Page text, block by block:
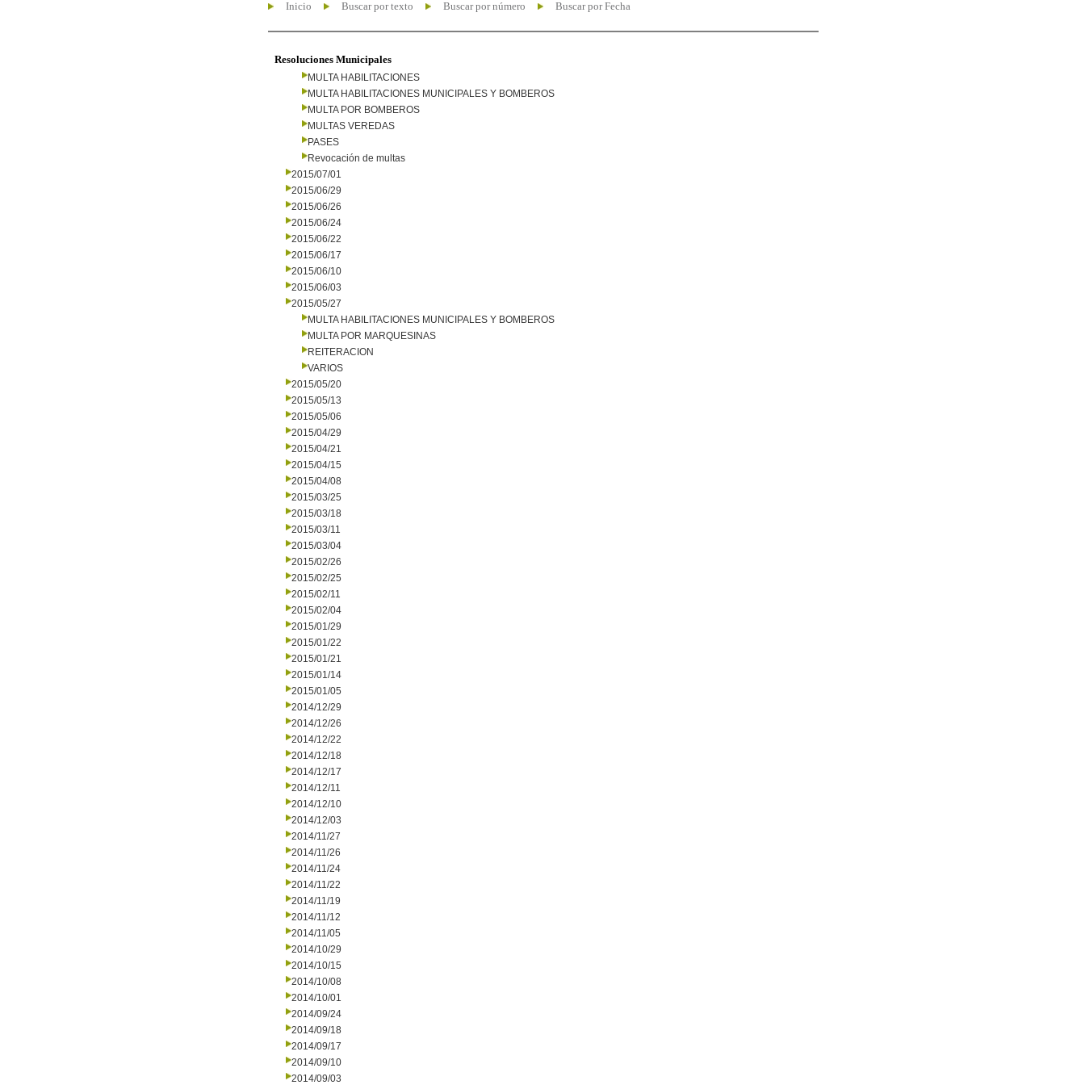
Inicio Buscar por texto Buscar por número Buscar por Fecha
Resoluciones Municipales
MULTA HABILITACIONES
MULTA HABILITACIONES MUNICIPALES Y BOMBEROS
MULTA POR BOMBEROS
MULTAS VEREDAS
PASES
Revocación de multas
2015/07/01
2015/06/29
2015/06/26
2015/06/24
2015/06/22
2015/06/17
2015/06/10
2015/06/03
2015/05/27
MULTA HABILITACIONES MUNICIPALES Y BOMBEROS
MULTA POR MARQUESINAS
REITERACION
VARIOS
2015/05/20
2015/05/13
2015/05/06
2015/04/29
2015/04/21
2015/04/15
2015/04/08
2015/03/25
2015/03/18
2015/03/11
2015/03/04
2015/02/26
2015/02/25
2015/02/11
2015/02/04
2015/01/29
2015/01/22
2015/01/21
2015/01/14
2015/01/05
2014/12/29
2014/12/26
2014/12/22
2014/12/18
2014/12/17
2014/12/11
2014/12/10
2014/12/03
2014/11/27
2014/11/26
2014/11/24
2014/11/22
2014/11/19
2014/11/12
2014/11/05
2014/10/29
2014/10/15
2014/10/08
2014/10/01
2014/09/24
2014/09/18
2014/09/17
2014/09/10
2014/09/03